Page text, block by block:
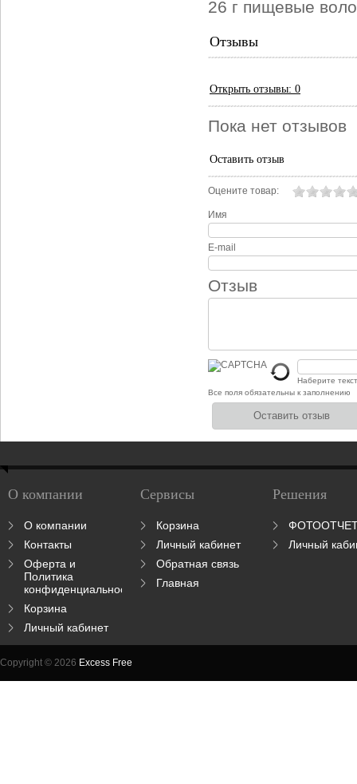
26 г пищевые
Отзывы
Открыть отзывы: 0
Пока нет отзывов
Оставить отзыв
Оцените товар:
Имя
E-mail
Отзыв
Наберите
Все поля обязательны к заполнению
О компании
О компании
Контакты
Оферта и
Политика
конфиденциальности
Корзина
Личный кабинет
Сервисы
Корзина
Личный кабинет
Обратная связь
Главная
Решения
Личный
Copyright © 2026 Excess Free